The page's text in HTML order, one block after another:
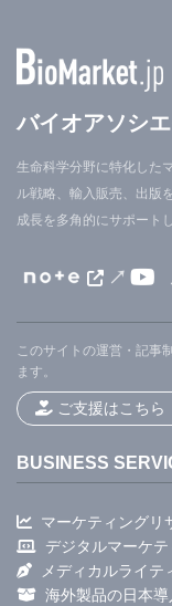
バイオアソシ
生命科学分野に特化した
ル戦略、輸入販売、出版
成長を多角的にサポート
このサイトの運営・記事
ます。
ご支援はこちら
BUSINESS
マーケティングリ
デジタルマーケ
メディカルライテ
海外製品の日本導